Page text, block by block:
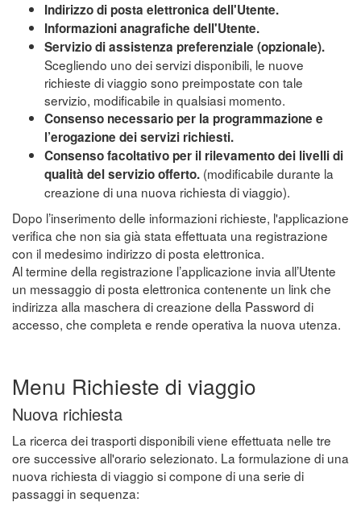
Indirizzo di posta elettronica dell'Utente.
Informazioni anagrafiche dell'Utente.
Servizio di assistenza preferenziale (opzionale).
Scegliendo uno dei servizi disponibili, le nuove
richieste di viaggio sono preimpostate con tale
servizio, modificabile in qualsiasi momento.
Consenso necessario per la programmazione e
l’erogazione dei servizi richiesti.
Consenso facoltativo per il rilevamento dei livelli di
qualità del servizio offerto. (modificabile durante la
creazione di una nuova richiesta di viaggio).
Dopo l’inserimento delle informazioni richieste, l'applicazione
verifica che non sia già stata effettuata una registrazione
con il medesimo indirizzo di posta elettronica.
Al termine della registrazione l’applicazione invia all’Utente
un messaggio di posta elettronica contenente un link che
indirizza alla maschera di creazione della Password di
accesso, che completa e rende operativa la nuova utenza.
Menu Richieste di viaggio
Nuova richiesta
La ricerca dei trasporti disponibili viene effettuata nelle tre
ore successive all'orario selezionato. La formulazione di una
nuova richiesta di viaggio si compone di una serie di
passaggi in sequenza: